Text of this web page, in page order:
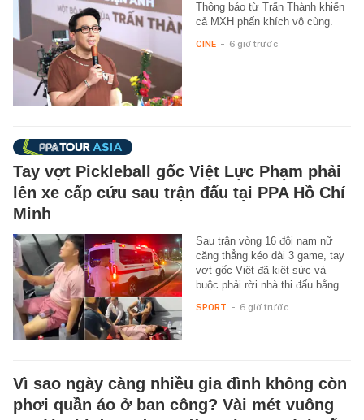
Thông báo từ Trấn Thành khiến
cả MXH phấn khích vô cùng.
CINE - 6 giờ trước
Tay vợt Pickleball gốc Việt Lực Phạm phải
lên xe cấp cứu sau trận đấu tại PPA Hồ Chí
Minh
Sau trận vòng 16 đôi nam nữ
căng thẳng kéo dài 3 game, tay
vợt gốc Việt đã kiệt sức và
buộc phải rời nhà thi đấu bằng…
SPORT - 6 giờ trước
Vì sao ngày càng nhiều gia đình không còn
phơi quần áo ở ban công? Vài mét vuông